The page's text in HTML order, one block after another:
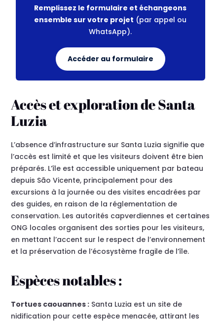
Remplissez le formulaire et échangeons
ensemble sur votre projet (par appel ou
WhatsApp).
Accéder au formulaire
Accès et exploration de Santa
Luzia
L’absence d’infrastructure sur Santa Luzia signifie que
l’accès est limité et que les visiteurs doivent être bien
préparés. L’île est accessible uniquement par bateau
depuis São Vicente, principalement pour des
excursions à la journée ou des visites encadrées par
des guides, en raison de la réglementation de
conservation. Les autorités capverdiennes et certaines
ONG locales organisent des sorties pour les visiteurs,
en mettant l’accent sur le respect de l’environnement
et la préservation de l’écosystème fragile de l’île.
Espèces notables :
Tortues caouannes : Santa Luzia est un site de
nidification pour cette espèce menacée, attirant les